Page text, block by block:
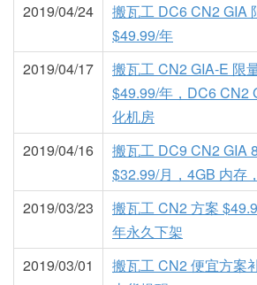
2019/04/24
搬瓦工 DC6 CN2 GIA
$49.99/年
2019/04/17
搬瓦工 CN2 GIA-E 限
$49.99/年，DC6 CN2
化机房
2019/04/16
搬瓦工 DC9 CN2 GIA
$32.99/月，4GB 内存
2019/03/23
搬瓦工 CN2 方案
年永久下架
2019/03/01
搬瓦工 CN2 便宜方案